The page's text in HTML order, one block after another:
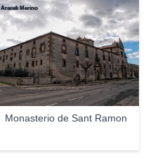
Monasterio de Sant Ramon
Araceli Merino